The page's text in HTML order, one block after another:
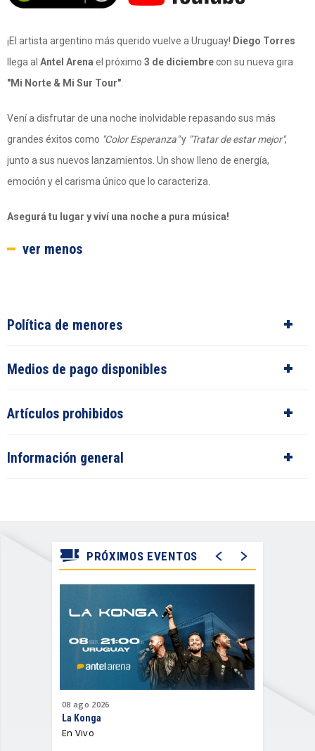
¡El artista argentino más querido vuelve a Uruguay! Diego Torres
llega al Antel Arena el próximo 3 de diciembrecon su nueva gira
"Mi Norte & Mi Sur Tour"
Vení a disfrutar de una noche inolvidable repasando sus más
grandes éxitos como "Color Esperanza"y "Tratar de estar mejor",
junto a sus nuevos lanzamientos. Un show lleno de energía,
emoción y el carisma único que lo caracteriza.
Asegurá tu lugar y viví una noche a pura música!
ver menos
Política de menores
Medios de pago disponibles
Artículos prohibidos
Información general
PRÓXIMOS EVENTOS
08 ago 2026
La Konga
En Vivo